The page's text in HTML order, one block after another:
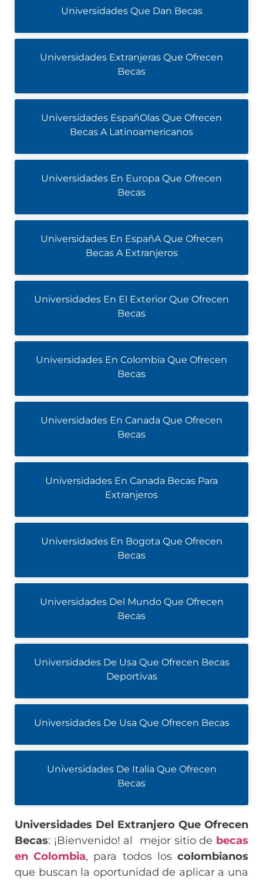
Universidades Que Dan Becas
Universidades Extranjeras Que Ofrecen
Becas
Universidades EspañOlas Que Ofrecen
Becas A Latinoamericanos
Universidades En Europa Que Ofrecen
Becas
Universidades En EspañA Que Ofrecen
Becas A Extranjeros
Universidades En El Exterior Que Ofrecen
Becas
Universidades En Colombia Que Ofrecen
Becas
Universidades En Canada Que Ofrecen
Becas
Universidades En Canada Becas Para
Extranjeros
Universidades En Bogota Que Ofrecen
Becas
Universidades Del Mundo Que Ofrecen
Becas
Universidades De Usa Que Ofrecen Becas
Deportivas
Universidades De Usa Que Ofrecen Becas
Universidades De Italia Que Ofrecen
Becas
Universidades Del Extranjero Que Ofrecen
Becas: ¡Bienvenido! al mejor sitio de becas
en Colombia, para todos loscolombianos
que buscan la oportunidad de aplicar a una